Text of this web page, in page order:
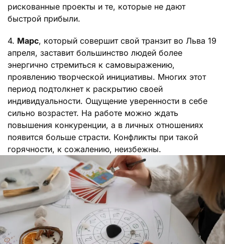
рискованные проекты и те, которые не дают
быстрой прибыли.
4. Марс, который совершит свой транзит во Льва 19
апреля, заставит большинство людей более
энергично стремиться к самовыражению,
проявлению творческой инициативы. Многих этот
период подтолкнет к раскрытию своей
индивидуальности. Ощущение уверенности в себе
сильно возрастет. На работе можно ждать
повышения конкуренции, а в личных отношениях
появится больше страсти. Конфликты при такой
горячности, к сожалению, неизбежны.